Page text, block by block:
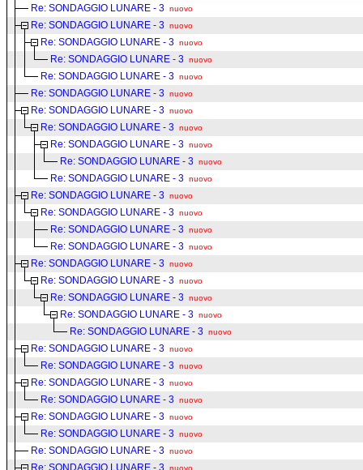
Re: SONDAGGIO LUNARE - 3 nuovo
Re: SONDAGGIO LUNARE - 3 nuovo
Re: SONDAGGIO LUNARE - 3 nuovo
Re: SONDAGGIO LUNARE - 3 nuovo
Re: SONDAGGIO LUNARE - 3 nuovo
Re: SONDAGGIO LUNARE - 3 nuovo
Re: SONDAGGIO LUNARE - 3 nuovo
Re: SONDAGGIO LUNARE - 3 nuovo
Re: SONDAGGIO LUNARE - 3 nuovo
Re: SONDAGGIO LUNARE - 3 nuovo
Re: SONDAGGIO LUNARE - 3 nuovo
Re: SONDAGGIO LUNARE - 3 nuovo
Re: SONDAGGIO LUNARE - 3 nuovo
Re: SONDAGGIO LUNARE - 3 nuovo
Re: SONDAGGIO LUNARE - 3 nuovo
Re: SONDAGGIO LUNARE - 3 nuovo
Re: SONDAGGIO LUNARE - 3 nuovo
Re: SONDAGGIO LUNARE - 3 nuovo
Re: SONDAGGIO LUNARE - 3 nuovo
Re: SONDAGGIO LUNARE - 3 nuovo
Re: SONDAGGIO LUNARE - 3 nuovo
Re: SONDAGGIO LUNARE - 3 nuovo
Re: SONDAGGIO LUNARE - 3 nuovo
Re: SONDAGGIO LUNARE - 3 nuovo
Re: SONDAGGIO LUNARE - 3 nuovo
Re: SONDAGGIO LUNARE - 3 nuovo
Re: SONDAGGIO LUNARE - 3 nuovo
Re: SONDAGGIO LUNARE - 3 nuovo